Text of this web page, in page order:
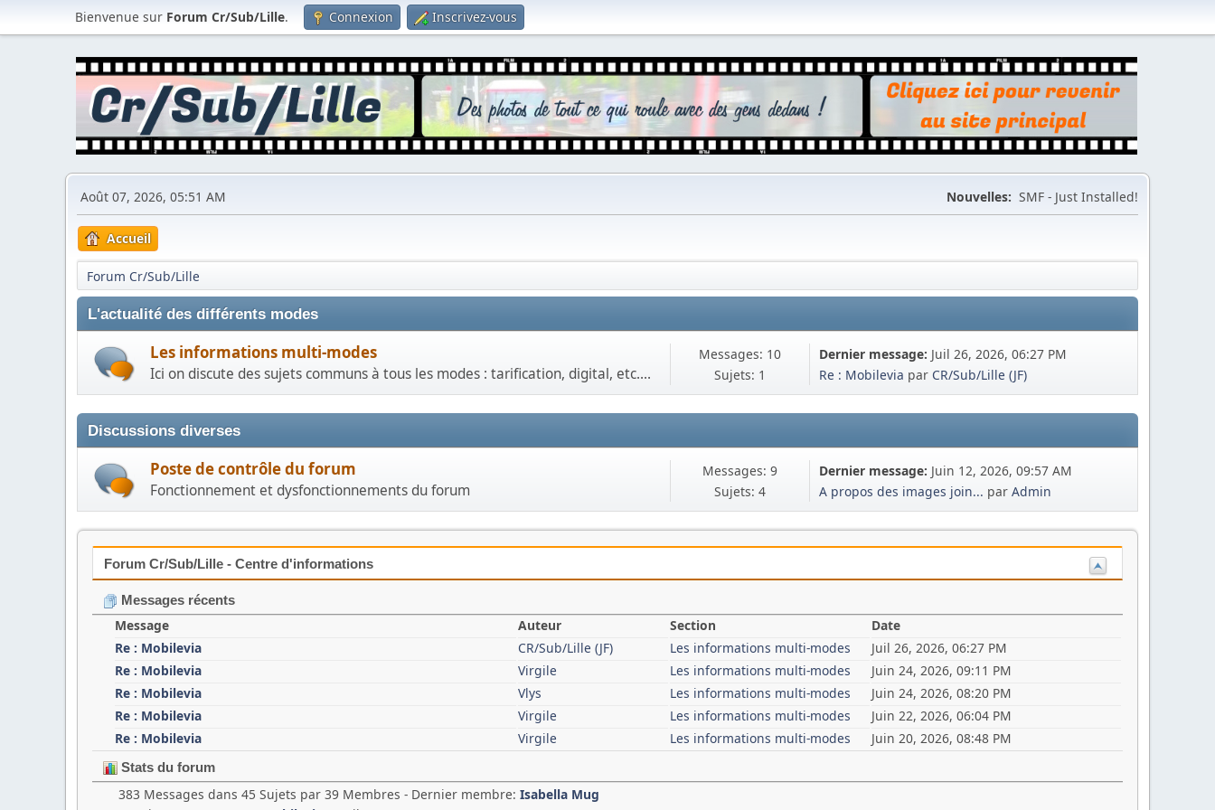
Bienvenue sur Forum Cr/Sub/Lille. Connexion Inscrivez-vous
Août 07, 2026, 05:51 AM Nouvelles: SMF - Just Installed!
Accueil
Forum Cr/Sub/Lille
L'actualité des différents modes
Les informations multi-modes
Ici on discute des sujets communs à tous les modes : tarification, digital, etc....
Messages: 10
Sujets: 1
Dernier message: Juil 26, 2026, 06:27 PM
Re : Mobilevia parCR/Sub/Lille (JF)
Discussions diverses
Poste de contrôle du forum
Fonctionnement et dysfonctionnements du forum
Messages: 9
Sujets: 4
Dernier message: Juin 12, 2026, 09:57 AM
A propos des images join... parAdmin
Forum Cr/Sub/Lille - Centre d'informations
Messages récents
Message Auteur Section
Date
Re : Mobilevia
CR/Sub/Lille (JF) Les informations multi-modes
Juil 26, 2026, 06:27 PM
Re : Mobilevia
Virgile Les informations multi-modes
Juin 24, 2026, 09:11 PM
Re : Mobilevia
Vlys Les informations multi-modes
Juin 24, 2026, 08:20 PM
Re : Mobilevia
Virgile Les informations multi-modes
Juin 22, 2026, 06:04 PM
Re : Mobilevia
Virgile Les informations multi-modes Juin 20, 2026, 08:48 PM
Stats du forum
383 Messages dans 45 Sujets par 39 Membres - Dernier membre: Isabella Mug